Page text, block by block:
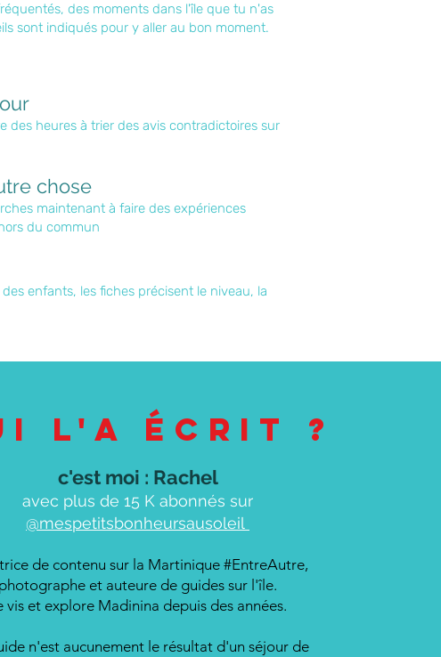
des moments dans l'île que tu n'as
sont indiqués pour y aller au bon moment.
des heures à trier des avis contradictoires sur
chose
maintenant à faire des expériences
du commun
enfants, les fiches précisent le niveau, la
l'a écrit ?
c'est moi : Rachel
avec plus de 15 K abonnés sur
@mespetitsbonheursausoleil
de contenu sur la Martinique #EntreAutre,
photographe et auteure de guides sur l'île.
vis et explore Madinina depuis des années.
n'est aucunement le résultat d'un séjour de